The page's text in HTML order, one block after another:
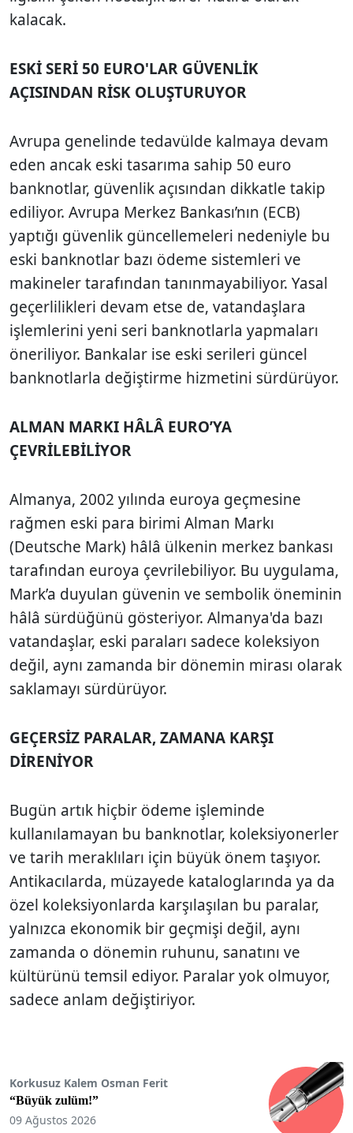
kalacak.
ESKİ SERİ 50 EURO'LAR GÜVENLİK
AÇISINDAN RİSK OLUŞTURUYOR
Avrupa genelinde tedavülde kalmaya devam
eden ancak eski tasarıma sahip 50 euro
banknotlar, güvenlik açısından dikkatle takip
ediliyor. Avrupa Merkez Bankası’nın (ECB)
yaptığı güvenlik güncellemeleri nedeniyle bu
eski banknotlar bazı ödeme sistemleri ve
makineler tarafından tanınmayabiliyor. Yasal
geçerlilikleri devam etse de, vatandaşlara
işlemlerini yeni seri banknotlarla yapmaları
öneriliyor. Bankalar ise eski serileri güncel
banknotlarla değiştirme hizmetini sürdürüyor.
ALMAN MARKI HÂLÂ EURO’YA
ÇEVRİLEBİLİYOR
Almanya, 2002 yılında euroya geçmesine
rağmen eski para birimi Alman Markı
(Deutsche Mark) hâlâ ülkenin merkez bankası
tarafından euroya çevrilebiliyor. Bu uygulama,
Mark’a duyulan güvenin ve sembolik öneminin
hâlâ sürdüğünü gösteriyor. Almanya'da bazı
vatandaşlar, eski paraları sadece koleksiyon
değil, aynı zamanda bir dönemin mirası olarak
saklamayı sürdürüyor.
GEÇERSİZ PARALAR, ZAMANA KARŞI
DİRENİYOR
Bugün artık hiçbir ödeme işleminde
kullanılamayan bu banknotlar, koleksiyonerler
ve tarih meraklıları için büyük önem taşıyor.
Antikacılarda, müzayede kataloglarında ya da
özel koleksiyonlarda karşılaşılan bu paralar,
yalnızca ekonomik bir geçmişi değil, aynı
zamanda o dönemin ruhunu, sanatını ve
kültürünü temsil ediyor. Paralar yok olmuyor,
sadece anlam değiştiriyor.
Korkusuz Kalem Osman Ferit
“Büyük zulüm!”
09 Ağustos 2026